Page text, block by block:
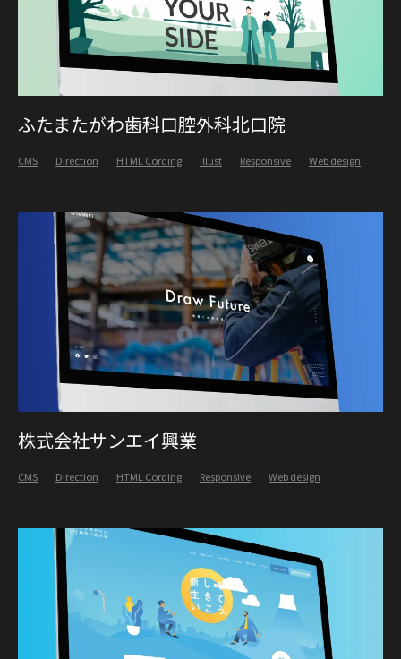
ふたまたがわ歯科口腔外科北口院
CMS Direction HTML Cording illust Responsive Web design
株式会社サンエイ興業
CMS Direction HTML Cording Responsive Web design